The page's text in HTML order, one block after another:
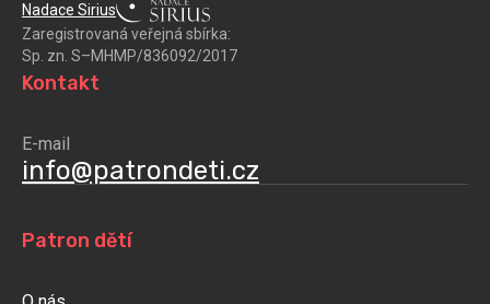
Nadace Sirius
Zaregistrovaná veřejná sbírka:
Sp. zn. S–MHMP/836092/2017
Patron dětí
Kontakt
E-mail
info@patrondeti.cz